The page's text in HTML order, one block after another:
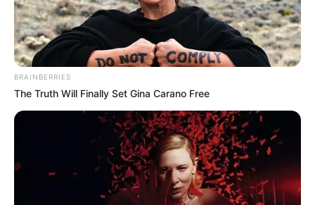
05 ΑΣΤΥΝΟΜΙΚΆ
Θύμα εκβιασμού έπεσε ανήλικος – Άγνωστος
κοινοποίησε προσωπικές του στιγμές
21/09/2024, 13:19·1 min read
Οι σημαντικότερες ειδήσεις κάθε πρωί.
ΕΓΓΡΑΦΉ
BRAINBERRIES
The Truth Will Finally Set Gina Carano Free